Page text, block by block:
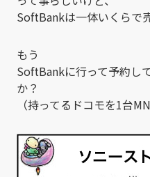
SoftBankは一体いくらで
もう
SoftBankに行って予約し
か？
（持ってるドコモを1台